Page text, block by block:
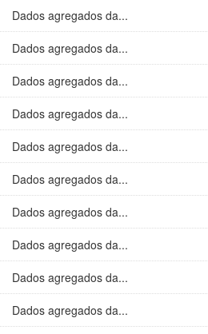
Dados agregados da...
Dados agregados da...
Dados agregados da...
Dados agregados da...
Dados agregados da...
Dados agregados da...
Dados agregados da...
Dados agregados da...
Dados agregados da...
Dados agregados da...